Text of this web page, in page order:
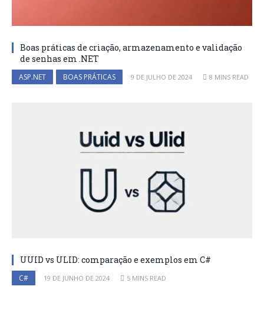
Boas práticas de criação, armazenamento e validação
de senhas em .NET
ASP.NET BOAS PRÁTICAS 9 DE JULHO DE 2024 8 MINS READ
UUID vs ULID: comparação e exemplos em C#
C# 19 DE JUNHO DE 2024 5 MINS READ